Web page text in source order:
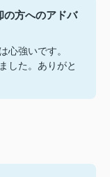
方へのアドバ
心強いです。
した。ありがと